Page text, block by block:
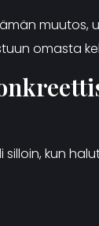
omasta
kun